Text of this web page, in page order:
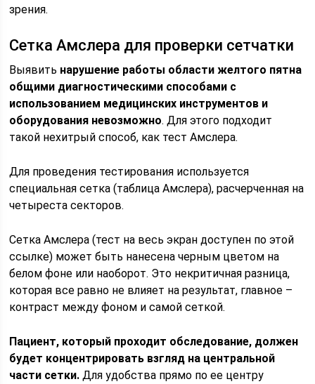
зрения.
Сетка Амслера для проверки сетчатки
Выявить нарушение работы области желтого пятна
общими диагностическими способами с
использованием медицинских инструментов и
оборудования невозможно. Для этого подходит
такой нехитрый способ, как тест Амслера.
Для проведения тестирования используется
специальная сетка (таблица Амслера), расчерченная на
четыреста секторов.
Сетка Амслера (тест на весь экран доступен по этой
ссылке) может быть нанесена черным цветом на
белом фоне или наоборот. Это некритичная разница,
которая все равно не влияет на результат, главное –
контраст между фоном и самой сеткой.
Пациент, который проходит обследование, должен
будет концентрировать взгляд на центральной
части сетки. Для удобства прямо по ее центру